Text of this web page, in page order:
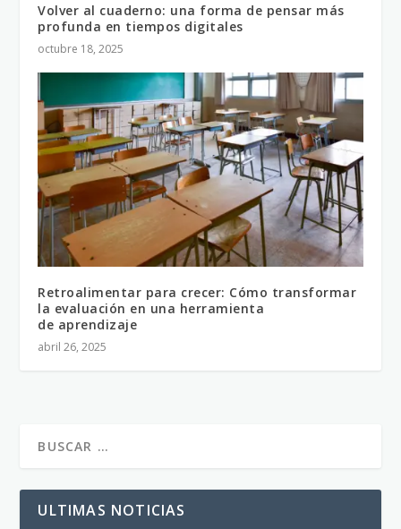
Volver al cuaderno: una forma de pensar más
profunda en tiempos digitales
octubre 18, 2025
Retroalimentar para crecer: Cómo transformar
la evaluación en una herramienta
de aprendizaje
abril 26, 2025
ULTIMAS NOTICIAS